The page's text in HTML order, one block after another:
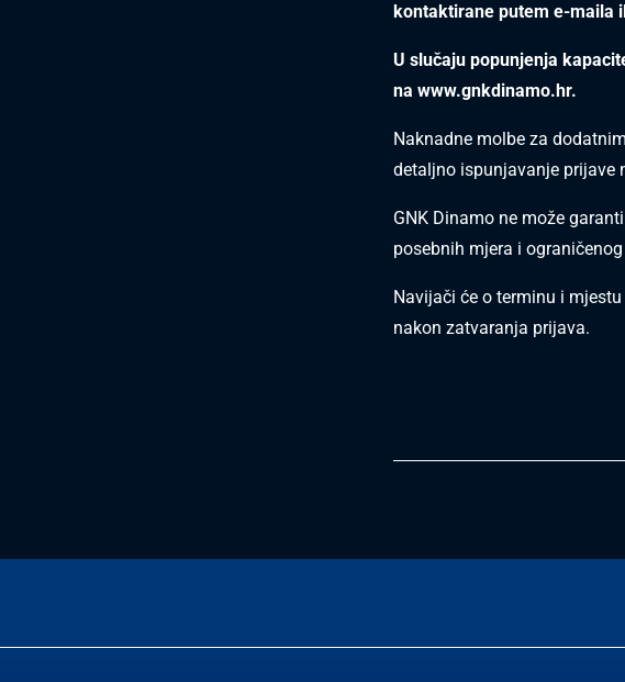
kontaktirane putem e-maila
U slučaju popunjenja
na www.gnkdinamo.hr.
Naknadne molbe za
detaljno ispunjavanje prijave
GNK Dinamo ne može
posebnih mjera i
Navijači će o terminu i
nakon zatvaranja prijava.